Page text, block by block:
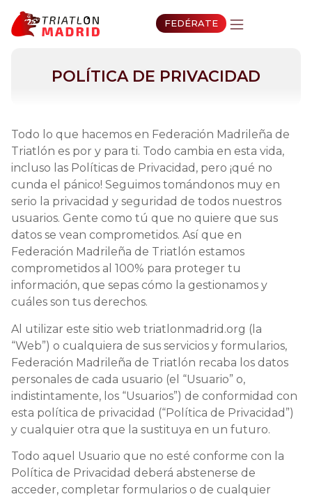
FEDÉRATE
POLÍTICA DE PRIVACIDAD
Todo lo que hacemos en Federación Madrileña de
Triatlón es por y para ti. Todo cambia en esta vida,
incluso las Políticas de Privacidad, pero ¡qué no
cunda el pánico! Seguimos tomándonos muy en
serio la privacidad y seguridad de todos nuestros
usuarios. Gente como tú que no quiere que sus
datos se vean comprometidos. Así que en
Federación Madrileña de Triatlón estamos
comprometidos al 100% para proteger tu
información, que sepas cómo la gestionamos y
cuáles son tus derechos.
Al utilizar este sitio web triatlonmadrid.org (la
“Web”) o cualquiera de sus servicios y formularios,
Federación Madrileña de Triatlón recaba los datos
personales de cada usuario (el “Usuario” o,
indistintamente, los “Usuarios”) de conformidad con
esta política de privacidad (“Política de Privacidad”)
y cualquier otra que la sustituya en un futuro.
Todo aquel Usuario que no esté conforme con la
Política de Privacidad deberá abstenerse de
acceder, completar formularios o de cualquier